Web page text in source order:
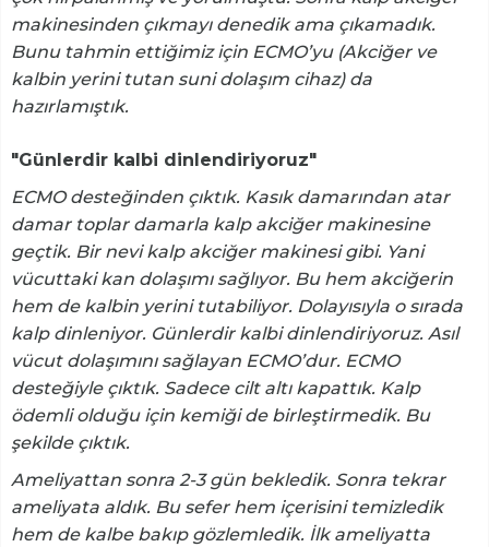
makinesinden çıkmayı denedik ama çıkamadık.
Bunu tahmin ettiğimiz için ECMO’yu (Akciğer ve
kalbin yerini tutan suni dolaşım cihaz) da
hazırlamıştık.
"Günlerdir kalbi dinlendiriyoruz"
ECMO desteğinden çıktık. Kasık damarından atar
damar toplar damarla kalp akciğer makinesine
geçtik. Bir nevi kalp akciğer makinesi gibi. Yani
vücuttaki kan dolaşımı sağlıyor. Bu hem akciğerin
hem de kalbin yerini tutabiliyor. Dolayısıyla o sırada
kalp dinleniyor. Günlerdir kalbi dinlendiriyoruz. Asıl
vücut dolaşımını sağlayan ECMO’dur. ECMO
desteğiyle çıktık. Sadece cilt altı kapattık. Kalp
ödemli olduğu için kemiği de birleştirmedik. Bu
şekilde çıktık.
Ameliyattan sonra 2-3 gün bekledik. Sonra tekrar
ameliyata aldık. Bu sefer hem içerisini temizledik
hem de kalbe bakıp gözlemledik. İlk ameliyatta